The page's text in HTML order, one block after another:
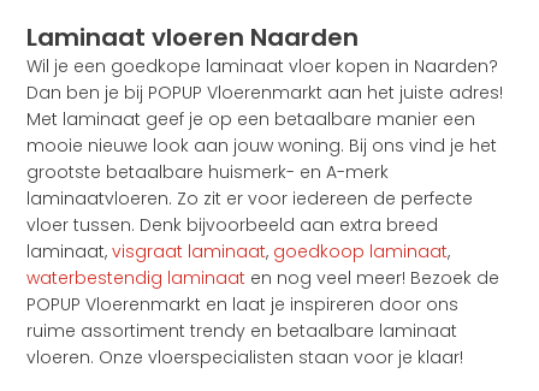
Laminaat vloeren Naarden
Wil je een goedkope laminaat vloer kopen in Naarden?
Dan ben je bij POPUP Vloerenmarkt aan het juiste adres!
Met laminaat geef je op een betaalbare manier een
mooie nieuwe look aan jouw woning. Bij ons vind je het
grootste betaalbare huismerk- en A-merk
laminaatvloeren. Zo zit er voor iedereen de perfecte
vloer tussen. Denk bijvoorbeeld aan extra breed
laminaat,visgraat laminaat, goedkoop laminaat,
waterbestendig laminaat en nog veel meer! Bezoek de
POPUP Vloerenmarkt en laat je inspireren door ons
ruime assortiment trendy en betaalbare laminaat
vloeren. Onze vloerspecialisten staan voor je klaar!